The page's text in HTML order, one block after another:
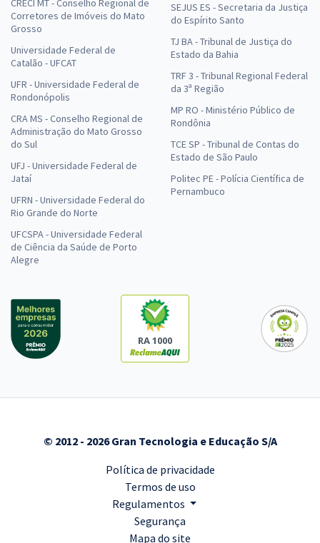
CRECI MT - Conselho Regional de
Corretores de Imóveis do Mato
Grosso
Universidade Federal de
Catalão - UFCAT
UFR - Universidade Federal de
Rondonópolis
CRA MS - Conselho Regional de
Administração do Mato Grosso
do Sul
UFJ - Universidade Federal de
Jataí
UFRN - Universidade Federal do
Rio Grande do Norte
UFCSPA - Universidade Federal
de Ciência da Saúde de Porto
Alegre
SEJUS ES - Secretaria da Justiça
do Espírito Santo
TJ BA - Tribunal de Justiça do
Estado da Bahia
TRF 3 - Tribunal Regional Federal
da 3ª Região
MP RO - Ministério Público de
Rondônia
TCE SP - Tribunal de Contas do
Estado de São Paulo
Politec PE - Polícia Científica de
Pernambuco
RA 1000
© 2012 - 2026 Gran Tecnologia e Educação S/A
Política de privacidade
Termos de uso
Regulamentos
Segurança
Mapa do site